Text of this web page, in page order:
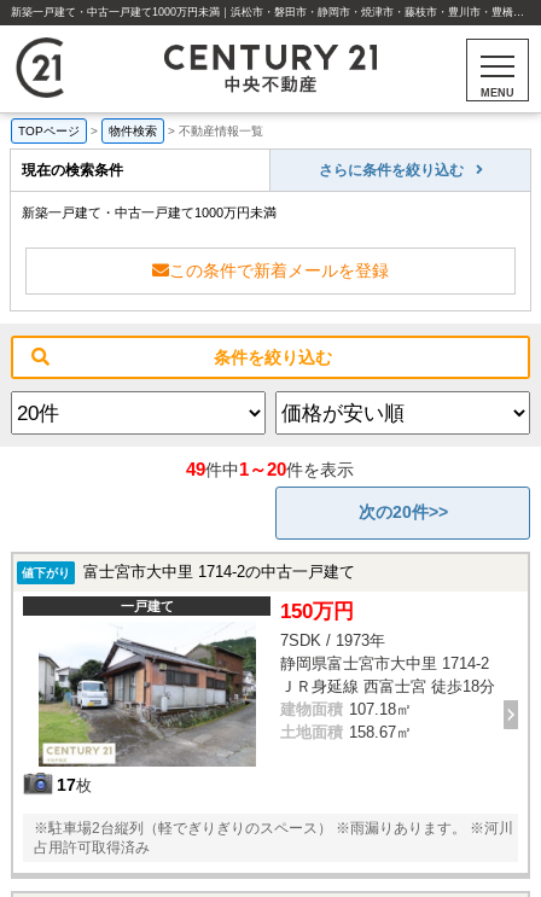
新築一戸建て・中古一戸建て1000万円未満｜浜松市・磐田市・静岡市・焼津市・藤枝市・豊川市・豊橋市の不動産はセンチュリー21中央不動産
MENU
TOPページ > 物件検索 > 不動産情報一覧
現在の検索条件 さらに条件を絞り込む
新築一戸建て・中古一戸建て1000万円未満
この条件で新着メールを登録
条件を絞り込む
49件中1～20件を表示
次の20件>>
値下がり 富士宮市大中里 1714-2の中古一戸建て
一戸建て
17枚
150万円
7SDK / 1973年
静岡県富士宮市大中里 1714-2
ＪＲ身延線 西富士宮 徒歩18分
建物面積 107.18㎡
土地面積 158.67㎡
※駐車場2台縦列（軽でぎりぎりのスペース） ※雨漏りあります。 ※河川
占用許可取得済み